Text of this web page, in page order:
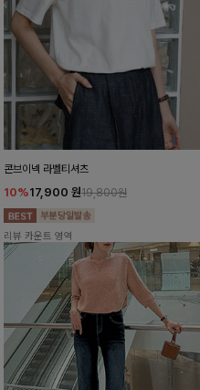
콘브이넥 라벨티셔츠
10%17,900 원19,800원
리뷰 카운트 영역